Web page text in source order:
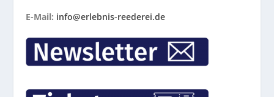
E-Mail: info@erlebnis-reederei.de